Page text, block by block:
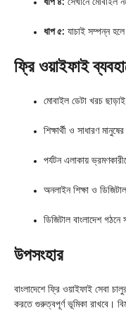
ধাপ ৪: সেখানে মোবাইল
ধাপ ৫: যাচাই সম্পন্ন
ফ্রি ওয়াইফাই
মোবাইল ডেটা খরচ ছাড়াই
শিক্ষার্থী ও সাধারণ
পর্যটন এলাকায়
অনলাইন শিক্ষা ও
ডিজিটাল বাংলাদেশ
উপসংহার
বাংলাদেশে ফ্রি ওয়াইফাই সেবা
করতে গুরুত্বপূর্ণ ভূমিকা রাখবে।